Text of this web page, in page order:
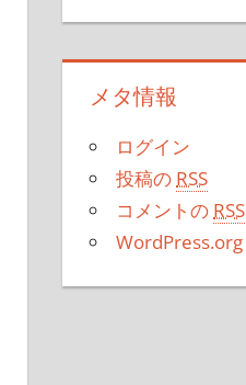
メタ情報
ログイン
投稿の RSS
コメントの RSS
WordPress.org